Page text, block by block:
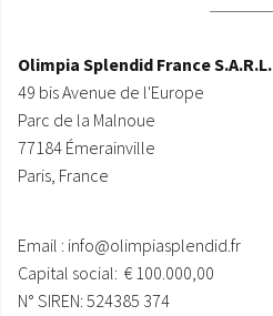
CONTACTS
MONDE OS
DOCUMENTATIONS
Olimpia Splendid France S.A.R.L.
49 bis Avenue de l'Europe
Parc de la Malnoue
77184 Émerainville
Paris, France
Email : info@olimpiasplendid.fr
Capital social: € 100.000,00
N° SIREN: 524385 374